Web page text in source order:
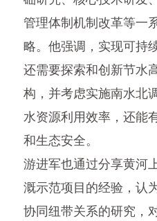
管理体制机制改革等一
略。他强调，实现可持
还需要探索和创新节水
构，并考虑实施南水北
水资源利用效率，还能
和生态安全。
游进军也通过分享黄河
溉示范项目的经验，认
协同纽带关系的研究，